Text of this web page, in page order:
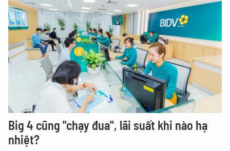
Big 4 cũng "chạy đua", lãi suất khi nào hạ
nhiệt?